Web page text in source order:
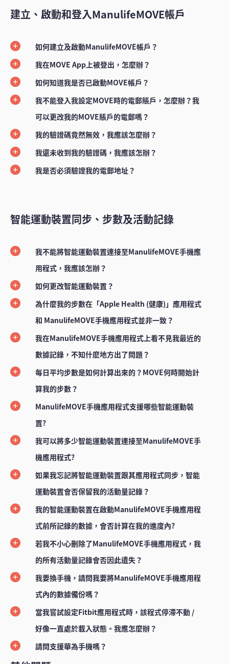
建立、啟動和登入ManulifeMOVE帳戶
如何建立及啟動ManulifeMOVE帳戶？
我在MOVE App上被登出，怎麼辦？
如何知道我是否已啟動MOVE帳戶？
我不能登入我設定MOVE時的電郵賬戶，怎麼辦？我
可以更改我的MOVE賬戶的電郵嗎？
我的驗證碼竟然無效，我應該怎麼辦？
我還未收到我的驗證碼，我應該怎辦？
我是否必須驗證我的電郵地址？
智能運動裝置同步、步數及活動記錄
我不能將智能運動裝置連接至ManulifeMOVE手機應
用程式，我應該怎辦？
如何更改智能運動裝置？
為什麼我的步數在「Apple Health (健康)」應用程式
和 ManulifeMOVE手機應用程式並非一致？
我在ManulifeMOVE手機應用程式上看不見我最近的
數據記錄，不知什麽地方出了問題？
每日平均步數是如何計算出來的？MOVE何時開始計
算我的步數？
ManulifeMOVE手機應用程式支援哪些智能運動裝
置?
我可以將多少智能運動裝置連接至ManulifeMOVE手
機應用程式?
如果我忘記將智能運動裝置跟其應用程式同步，智能
運動裝置會否保留我的活動量記錄？
我的智能運動裝置在啟動ManulifeMOVE手機應用程
式前所記錄的數據，會否計算在我的進度內?
若我不小心刪除了ManulifeMOVE手機應用程式，我
的所有活動量記錄會否因此遺失？
我要換手機，請問我要將ManulifeMOVE手機應用程
式內的數據備份嗎？
當我嘗試設定Fitbit應用程式時，該程式停滯不動 /
好像一直處於載入狀態。我應怎麼辦？
請問支援華為手機嗎？